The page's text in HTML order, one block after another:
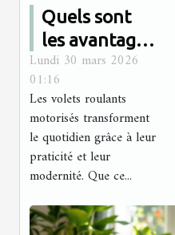
Quels sont
les avantages
des volets
roulants
motorisés ?
Lundi 30 mars 2026
01:16
Les volets roulants
motorisés transforment
le quotidien grâce à leur
praticité et leur
modernité. Que ce...